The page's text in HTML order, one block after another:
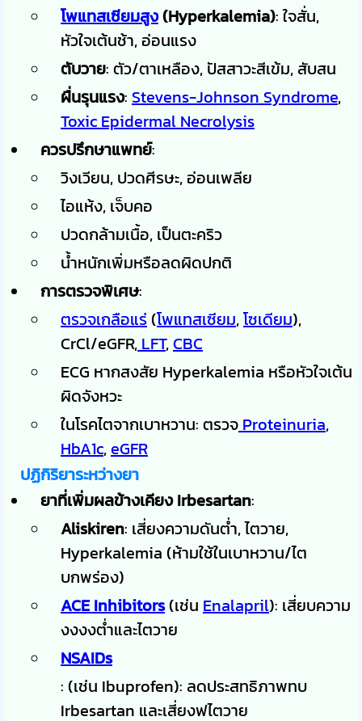
โพแทสเซียมสูง(Hyperkalemia): ใจสั่น,
หัวใจเต้นช้า, อ่อนแรง
ตับวาย: ตัว/ตาเหลือง, ปัสสาวะสีเข้ม, สับสน
ผื่นรุนแรง: Stevens-Johnson Syndrome,
Toxic Epidermal Necrolysis
ควรปรึกษาแพทย์:
วิงเวียน, ปวดศีรษะ, อ่อนเพลีย
ไอแห้ง, เจ็บคอ
ปวดกล้ามเนื้อ, เป็นตะคริว
น้ำหนักเพิ่มหรือลดผิดปกติ
การตรวจพิเศษ:
ตรวจเกลือแร่ (โพแทสเซียม,โซเดียม),
CrCl/eGFR, LFT,CBC
ECG หากสงสัย Hyperkalemia หรือหัวใจเต้น
ผิดจังหวะ
ในโรคไตจากเบาหวาน: ตรวจ Proteinuria,
HbA1c,eGFR
ปฏิกิริยาระหว่างยา
ยาที่เพิ่มผลข้างเคียง Irbesartan:
Aliskiren: เสี่ยงความดันต่ำ, ไตวาย,
Hyperkalemia (ห้ามใช้ในเบาหวาน/ไต
บกพร่อง)
ACE Inhibitors(เช่น Enalapril): เสี่ยบความ
งงงงต่ำและไตวาย
NSAIDs
: (เช่น Ibuprofen): ลดประสทธิภาพทบ
Irbesartan และเสี่ยงฟไตวาย